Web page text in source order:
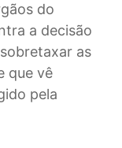
do
a decisão
as
que vê
pela